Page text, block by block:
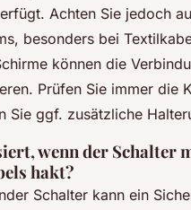
Achten Sie jedoch
besonders bei
können die
Prüfen Sie immer die
Sie ggf. zusätzliche
wenn der Schalter
hakt?
Schalter kann ein